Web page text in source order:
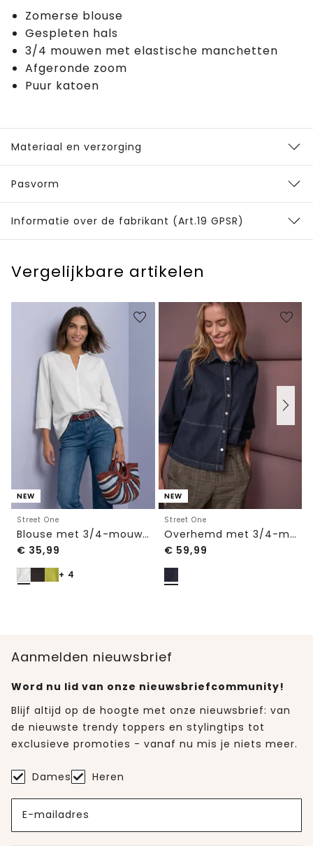
Zomerse blouse
Gespleten hals
3/4 mouwen met elastische manchetten
Afgeronde zoom
Puur katoen
Materiaal en verzorging
Pasvorm
Informatie over de fabrikant (Art.19 GPSR)
Vergelijkbare artikelen
NEW
Street One
Blouse met 3/4-mouwen en split in de hals
€ 35,99
+ 4
NEW
Street One
Overhemd met 3/4-mouwen en knoopsluiting
€ 59,99
Aanmelden nieuwsbrief
Word nu lid van onze nieuwsbriefcommunity!
Blijf altijd op de hoogte met onze nieuwsbrief: van
de nieuwste trendy toppers en stylingtips tot
exclusieve promoties - vanaf nu mis je niets meer.
Dames Heren
E-mailadres